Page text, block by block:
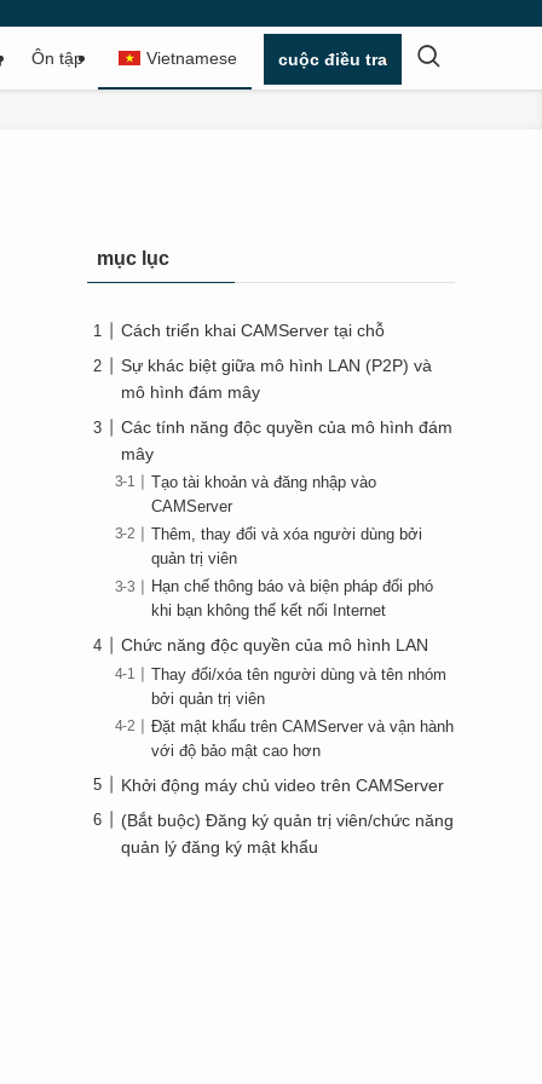
Ôn tập Vietnamese cuộc điều tra
mục lục
Cách triển khai CAMServer tại chỗ
Sự khác biệt giữa mô hình LAN (P2P) và
mô hình đám mây
Các tính năng độc quyền của mô hình đám
mây
Tạo tài khoản và đăng nhập vào
CAMServer
Thêm, thay đổi và xóa người dùng bởi
quản trị viên
Hạn chế thông báo và biện pháp đối phó
khi bạn không thể kết nối Internet
Chức năng độc quyền của mô hình LAN
Thay đổi/xóa tên người dùng và tên nhóm
bởi quản trị viên
Đặt mật khẩu trên CAMServer và vận hành
với độ bảo mật cao hơn
Khởi động máy chủ video trên CAMServer
(Bắt buộc) Đăng ký quản trị viên/chức năng
quản lý đăng ký mật khẩu